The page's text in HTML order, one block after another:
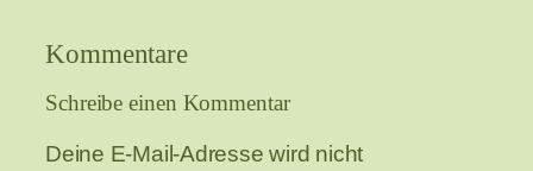
Kommentare
Schreibe einen Kommentar
Deine E-Mail-Adresse wird nicht